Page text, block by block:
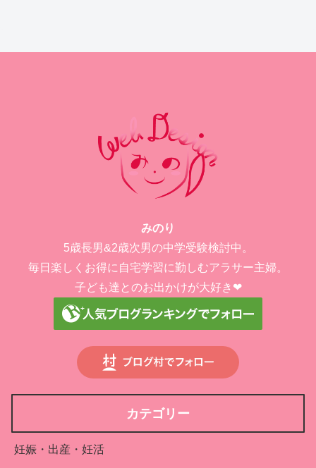
みのり
5歳長男&2歳次男の中学受験検討中。
毎日楽しくお得に自宅学習に勤しむアラサー主婦。
子ども達とのお出かけが大好き❤︎
カテゴリー
妊娠・出産・妊活